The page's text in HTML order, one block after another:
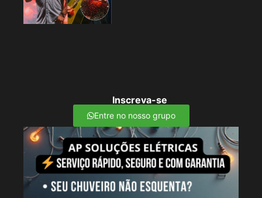
Inscreva-se
Entre no nosso grupo